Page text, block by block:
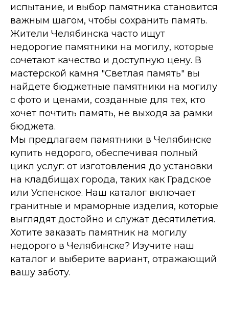
испытание, и выбор памятника становится
важным шагом, чтобы сохранить память.
Жители Челябинска часто ищут
недорогие памятники на могилу, которые
сочетают качество и доступную цену. В
мастерской камня "Светлая память" вы
найдете бюджетные памятники на могилу
с фото и ценами, созданные для тех, кто
хочет почтить память, не выходя за рамки
бюджета.
Мы предлагаем памятники в Челябинске
купить недорого, обеспечивая полный
цикл услуг: от изготовления до установки
на кладбищах города, таких как Градское
или Успенское. Наш каталог включает
гранитные и мраморные изделия, которые
выглядят достойно и служат десятилетия.
Хотите заказать памятник на могилу
недорого в Челябинске? Изучите наш
каталог и выберите вариант, отражающий
вашу заботу.